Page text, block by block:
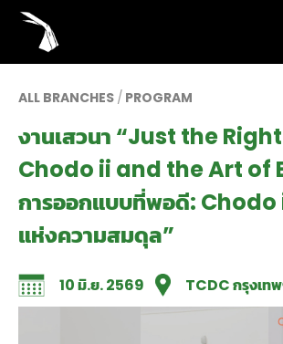
ALL BRANCHES / PROGRAM
งานเสวนา “Just the
Chodo ii and the Art of
การออกแบบที่พอดี: Chodo
แห่งความสมดุล”
10 มิ.ย. 2569 TCDC กรุงเท